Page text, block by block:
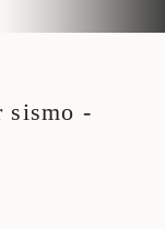
sismo -